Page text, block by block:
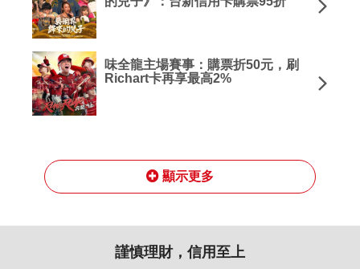
味全龍主場賽事：購票折50元，刷
Richart卡再享最高2%
顯示更多
謹慎理財，信用至上